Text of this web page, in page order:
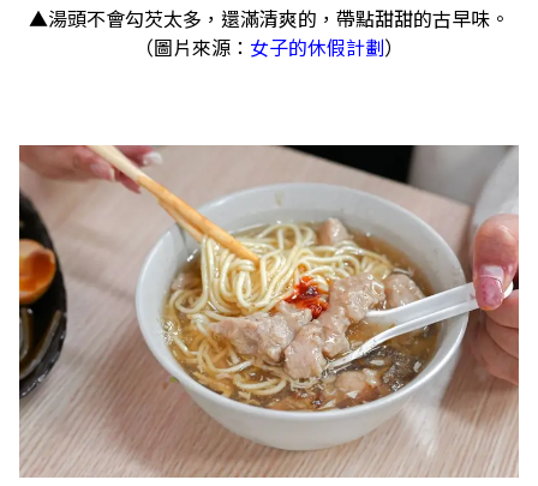
▲湯頭不會勾芡太多，還滿清爽的，帶點甜甜的古早味。
（圖片來源： 女子的休假計劃）